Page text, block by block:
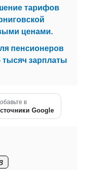
тарифов
ценами.
пенсионеров
тысяч зарплаты
в
Google